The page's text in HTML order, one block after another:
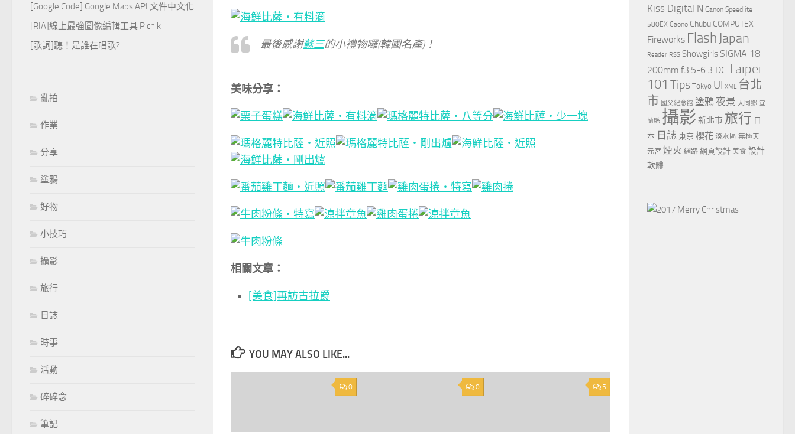
最後感謝蘇三的小禮物囉(韓國名產)！
美味分享：
相關文章：
[美食]再訪古拉爵
YOU MAY ALSO LIKE...
0 0 5
[Google Code] Google Maps API 文件中文化
[RIA]線上最強圖像編輯工具 Picnik
[歌詞]聽！是誰在唱歌?
亂拍
作業
分享
塗鴉
好物
小技巧
攝影
旅行
日誌
時事
活動
碎碎念
筆記
Kiss Digital N Canon Speedlite
580EX Caono Chubu COMPUTEX
Fireworks Flash Japan
Reader RSS Showgirls SIGMA 18-
200mm f3.5-6.3 DC Taipei
101 Tips Tokyo UI XML 台北
市 國父紀念館 塗鴉夜景 大同鄉 宜
蘭縣 攝影 新北市 旅行 日
本 日誌 東京 櫻花 淡水區 無極天
元宮 煙火 網路 網頁設計 美食 設計
軟體